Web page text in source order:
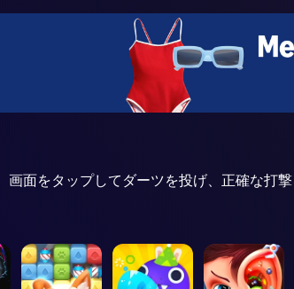
画面をタップしてダーツを投げ、正確な打